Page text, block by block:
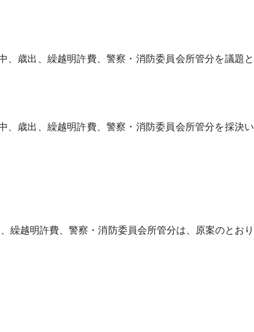
歳出、繰越明許費、警察・消防委員会所管分を議題と
歳出、繰越明許費、警察・消防委員会所管分を採決い
越明許費、警察・消防委員会所管分は、原案のとおり